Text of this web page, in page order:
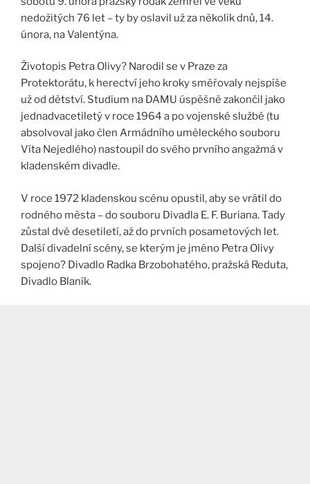
nedožitých 76 let – ty by oslavil už za několik dnů, 14.
února, na Valentýna.
Životopis Petra Olivy? Narodil se v Praze za
Protektorátu, k herectví jeho kroky směřovaly nejspíše
už od dětství. Studium na DAMU úspěšně zakončil jako
jednadvacetiletý v roce 1964 a po vojenské službě (tu
absolvoval jako člen Armádního uměleckého souboru
Víta Nejedlého) nastoupil do svého prvního angažmá v
kladenském divadle.
V roce 1972 kladenskou scénu opustil, aby se vrátil do
rodného města – do souboru Divadla E. F. Buriana. Tady
zůstal dvě desetiletí, až do prvních posametových let.
Další divadelní scény, se kterým je jméno Petra Olivy
spojeno? Divadlo Radka Brzobohatého, pražská Reduta,
Divadlo Blaník.